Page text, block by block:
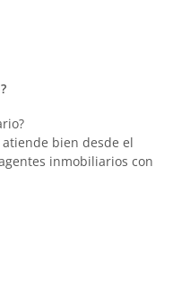
atiende bien desde el
inmobiliarios con